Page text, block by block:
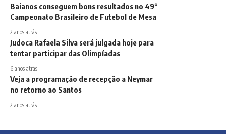
Baianos conseguem bons resultados no 49°
Campeonato Brasileiro de Futebol de Mesa
2 anos atrás
Judoca Rafaela Silva será julgada hoje para
tentar participar das Olimpíadas
6 anos atrás
Veja a programação de recepção a Neymar
no retorno ao Santos
2 anos atrás